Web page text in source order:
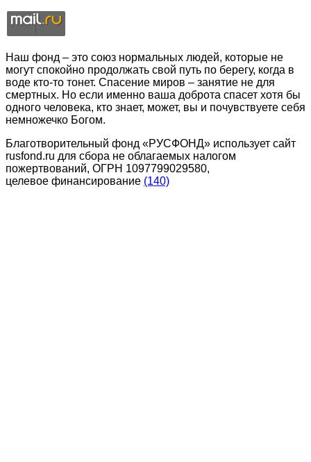
Наш фонд – это союз нормальных людей, которые не
могут спокойно продолжать свой путь по берегу, когда в
воде кто-то тонет. Спасение миров – занятие не для
смертных. Но если именно ваша доброта спасет хотя бы
одного человека, кто знает, может, вы и почувствуете себя
немножечко Богом.
Благотворительный фонд «РУСФОНД» использует сайт
rusfond.ru для сбора не облагаемых налогом
пожертвований, ОГРН 1097799029580,
целевое финансирование (140)